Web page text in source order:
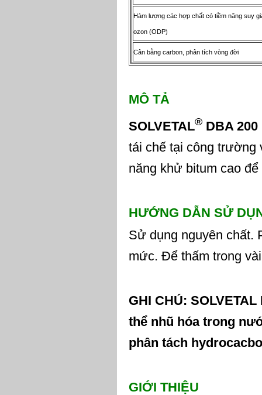
Hàm lượng các hợp chất có tiềm năng suy
ozon (ODP)
Cân bằng carbon, phân tích vòng đời
MÔ TẢ
SOLVETAL® DBA 200
tái chế tại công trường
năng khử bitum cao
HƯỚNG DẪN SỬDỤ
Sử dụng nguyên chất.
mức. Để thấm trong
GHI CHÚ:
thể nhũ hóa trong n
phân tách
GIỚI THIỆU